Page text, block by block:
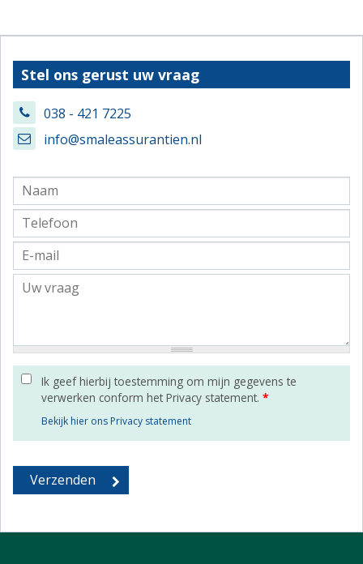
Stel ons gerust uw vraag
038 - 421 7225
info@smaleassurantien.nl
Ik geef hierbij toestemming om mijn gegevens te
verwerken conform het Privacy statement. *
Bekijk hier ons Privacy statement